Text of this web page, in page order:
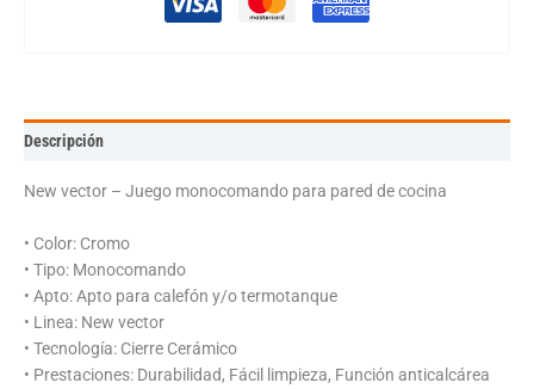
Descripción
New vector – Juego monocomando para pared de cocina
• Color: Cromo
• Tipo: Monocomando
• Apto: Apto para calefón y/o termotanque
• Linea: New vector
• Tecnología: Cierre Cerámico
• Prestaciones: Durabilidad, Fácil limpieza, Función anticalcárea